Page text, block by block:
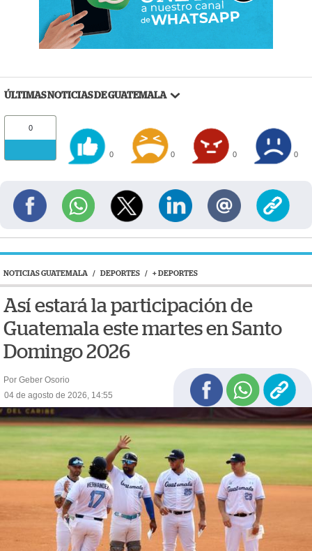
ÚLTIMAS NOTICIAS DE GUATEMALA
0
0 0 0 0
NOTICIAS GUATEMALA / DEPORTES / + DEPORTES
Así estará la participación de
Guatemala este martes en Santo
Domingo 2026
Por Geber Osorio
04 de agosto de 2026, 14:55